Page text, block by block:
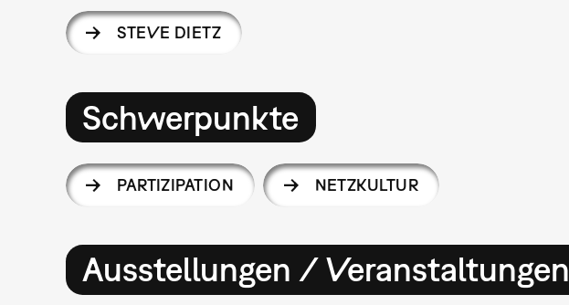
STEVE DIETZ
Schwerpunkte
PARTIZIPATION NETZKULTUR
Ausstellungen / Veranstaltungen